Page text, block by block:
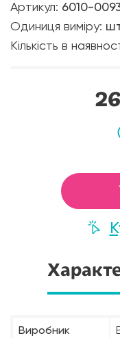
Артикул: 6010-
Одиниця виміру:
Кількість в
Виробник